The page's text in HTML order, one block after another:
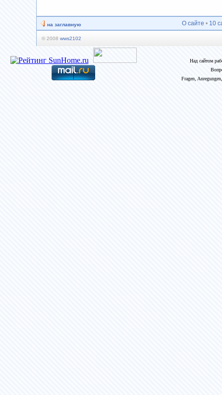
на заглавную О сайте • 10
© 2008 wws2102
Над сайтом
Fragen,